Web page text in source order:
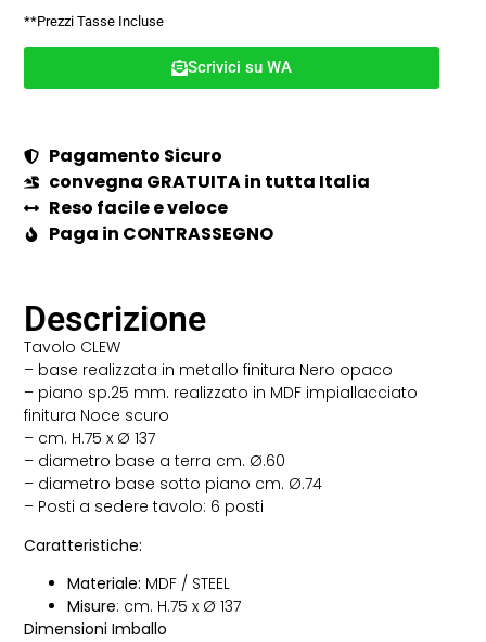
**Prezzi Tasse Incluse
Scrivici su WA
Pagamento Sicuro
convegna GRATUITA in tutta Italia
Reso facile e veloce
Paga in CONTRASSEGNO
Descrizione
Tavolo CLEW
– base realizzata in metallo finitura Nero opaco
– piano sp.25 mm. realizzato in MDF impiallacciato
finitura Noce scuro
– cm. H.75 x Ø 137
– diametro base a terra cm. Ø.60
– diametro base sotto piano cm. Ø.74
– Posti a sedere tavolo: 6 posti
Caratteristiche:
Materiale: MDF / STEEL
Misure: cm. H.75 x Ø 137
Dimensioni Imballo